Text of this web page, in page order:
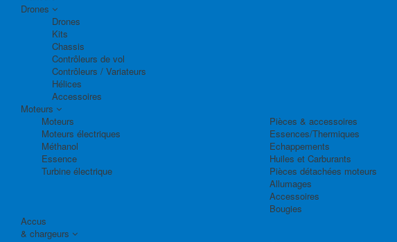
Drones
Drones
Kits
Chassis
Contrôleurs de vol
Contrôleurs / Variateurs
Hélices
Accessoires
Moteurs
Moteurs
Moteurs électriques
Méthanol
Essence
Turbine électrique
Pièces & accessoires
Essences/Thermiques
Echappements
Huiles et Carburants
Pièces détachées moteurs
Allumages
Accessoires
Bougies
Accus
& chargeurs